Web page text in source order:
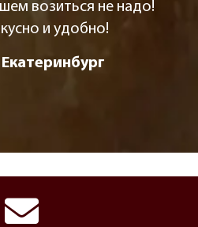
возиться не надо!
и удобно!
Екатеринбург